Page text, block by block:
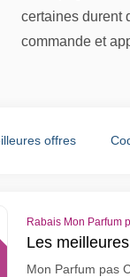
certaines durent
commande et
offres
Rabais Mon Parfum
Les
Mon Parfum pas